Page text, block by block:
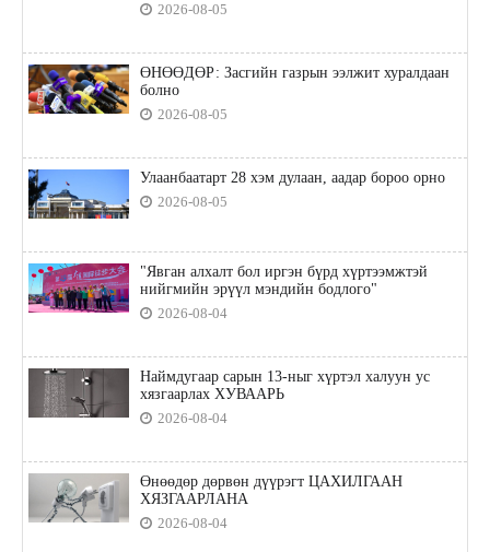
2026-08-05
ӨНӨӨДӨР: Засгийн газрын ээлжит хуралдаан
болно
2026-08-05
Улаанбаатарт 28 хэм дулаан, аадар бороо орно
2026-08-05
"Явган алхалт бол иргэн бүрд хүртээмжтэй
нийгмийн эрүүл мэндийн бодлого"
2026-08-04
Наймдугаар сарын 13-ныг хүртэл халуун ус
хязгаарлах ХУВААРЬ
2026-08-04
Өнөөдөр дөрвөн дүүрэгт ЦАХИЛГААН
ХЯЗГААРЛАНА
2026-08-04